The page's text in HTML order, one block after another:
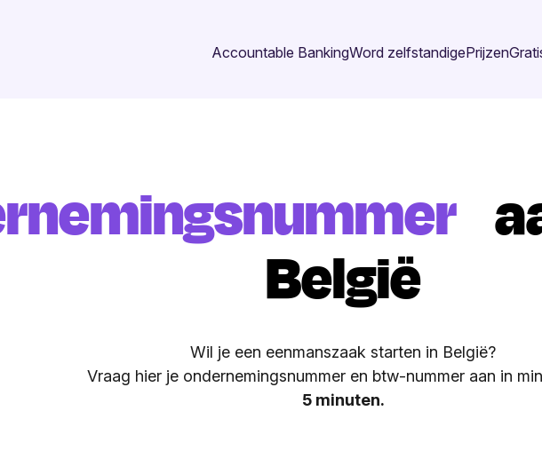
Accountable BankingWord zelfstandigePrijzen
België
Wil je een eenmanszaak starten in België?
Vraag hier je ondernemingsnummer en btw-nummer aan in
5 minuten.